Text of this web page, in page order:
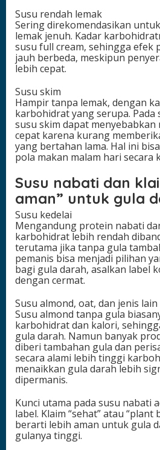
Susu rendah lemak
Sering direkomendasikan
lemak jenuh. Kadar
susu full cream, sehingga efek
jauh berbeda, meskipun
lebih cepat.
Susu skim
Hampir tanpa lemak, dengan
karbohidrat yang serupa. Pada
susu skim dapat menyebabkan
cepat karena kurang
yang bertahan lama. Hal ini
pola makan malam hari secara
Susu nabati dan
aman” untuk gula
Susu kedelai
Mengandung protein nabati
karbohidrat lebih rendah
terutama jika tanpa gula
pemanis bisa menjadi pilihan
bagi gula darah, asalkan label
dengan cermat.
Susu almond, oat, dan jenis lain
Susu almond tanpa gula
karbohidrat dan kalori,
gula darah. Namun banyak
diberi tambahan gula dan
secara alami lebih tinggi
menaikkan gula darah lebih
dipermanis.
Kunci utama pada susu nabati
label. Klaim “sehat” atau “plant
berarti lebih aman untuk gula
gulanya tinggi.